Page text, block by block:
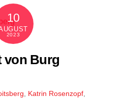
10
2023
von Burg
Katrin Rosenzopf,